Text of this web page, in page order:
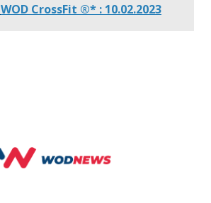
WOD CrossFit ®* : 10.02.2023